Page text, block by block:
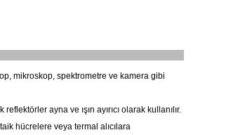
mikroskop, spektrometre ve kamera gibi
ayna ve ışın ayırıcı olarak kullanılır.
hücrelere veya termal alıcılara